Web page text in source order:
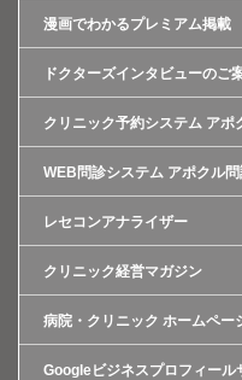
漫画でわかるプレミアム掲載
ドクターズインタビューのご
クリニック予約システム アポ
WEB問診システム アポクル
レセコンアナライザー
クリニック経営マガジン
病院・クリニック ホームペー
Googleビジネスプロフィール